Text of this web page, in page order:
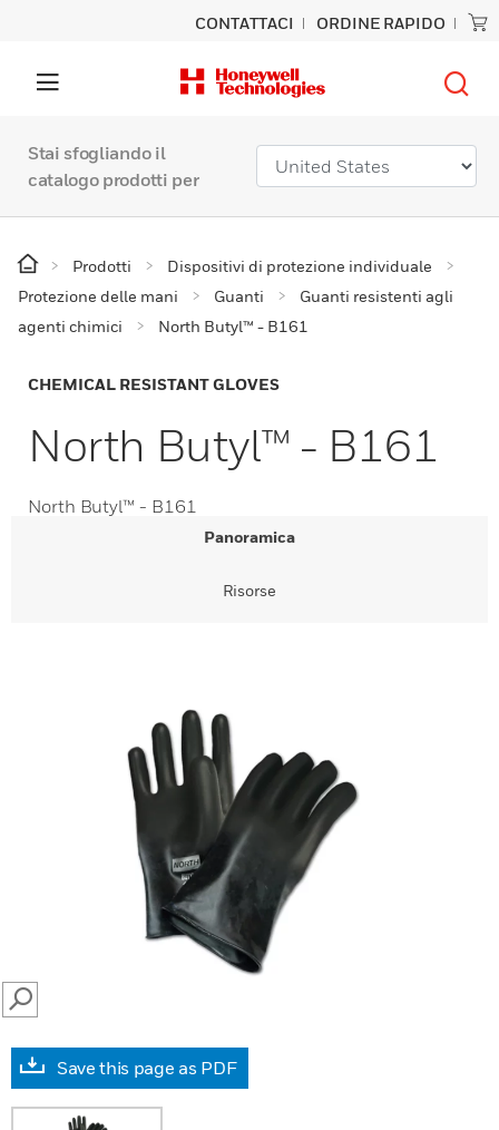
CONTATTACI ORDINE RAPIDO
Stai sfogliando il
catalogo prodotti per
Prodotti
Dispositivi di protezione individuale
Protezione delle mani
Guanti
Guanti resistenti agli
agenti chimici
North Butyl™ - B161
CHEMICAL RESISTANT GLOVES
North Butyl™ - B161
North Butyl™ - B161
Panoramica
Risorse
SEARCH
Save this page as PDF